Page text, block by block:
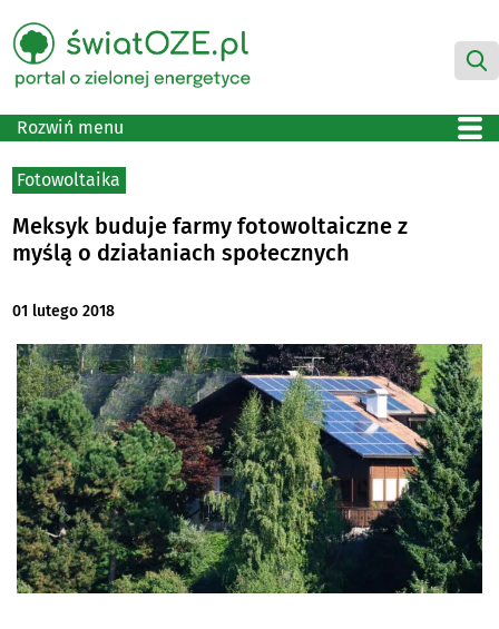
Rozwiń menu
Fotowoltaika
Meksyk buduje farmy fotowoltaiczne z
myślą o działaniach społecznych
01 lutego 2018